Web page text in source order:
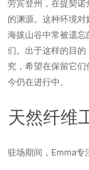
劳宾登州，在提契
的渊源。这种环境
海拔山谷中常被遗
们。出于这样的目
究，希望在保留它
今仍在进行中。
天然纤维
驻场期间，Emma专